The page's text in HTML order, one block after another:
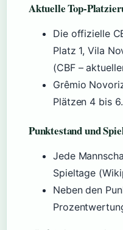
Aktuelle Top-
Die offizielle
Platz 1, Vila
(CBF –
Grêmio
Plätzen 4 bis 6.
Punktestand und
Jede
Spieltage
Neben den